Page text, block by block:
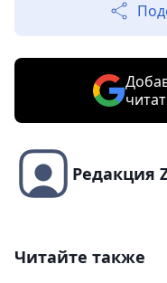
Редакция
Читайте также